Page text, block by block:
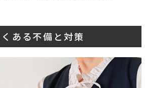
ある不備と対策